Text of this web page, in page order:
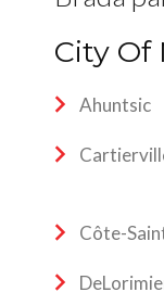
City Of
Ahuntsic
Côte-